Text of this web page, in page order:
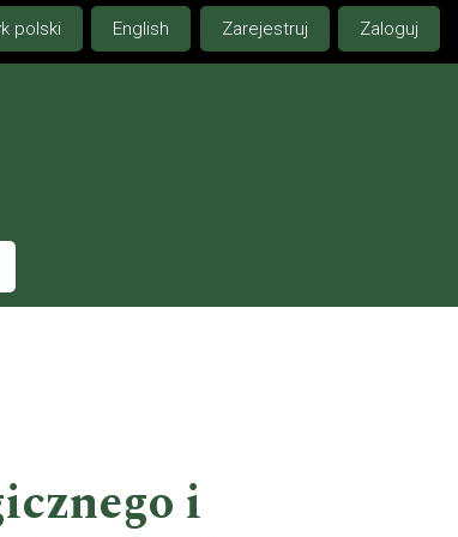
polski English Zarejestruj Zaloguj
i